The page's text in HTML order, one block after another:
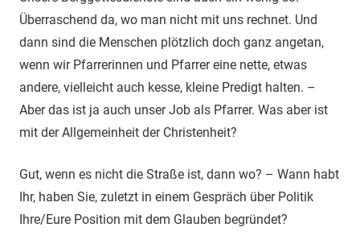
Überraschend da, wo man nicht mit uns rechnet. Und
dann sind die Menschen plötzlich doch ganz angetan,
wenn wir Pfarrerinnen und Pfarrer eine nette, etwas
andere, vielleicht auch kesse, kleine Predigt halten. –
Aber das ist ja auch unser Job als Pfarrer. Was aber ist
mit der Allgemeinheit der Christenheit?
Gut, wenn es nicht die Straße ist, dann wo? – Wann habt
Ihr, haben Sie, zuletzt in einem Gespräch über Politik
Ihre/Eure Position mit dem Glauben begründet?